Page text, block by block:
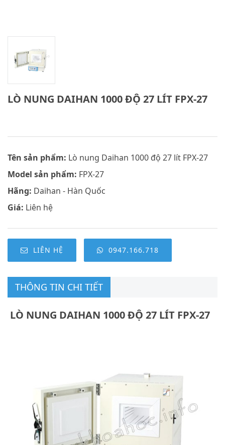
LÒ NUNG DAIHAN 1000 ĐỘ 27 LÍT FPX-27
Tên sản phẩm: Lò nung Daihan 1000 độ 27 lít FPX-27
Model sản phẩm: FPX-27
Hãng: Daihan - Hàn Quốc
Giá: Liên hệ
LIÊN HỆ 0947.166.718
THÔNG TIN CHI TIẾT
LÒ NUNG DAIHAN 1000 ĐỘ 27 LÍT FPX-27